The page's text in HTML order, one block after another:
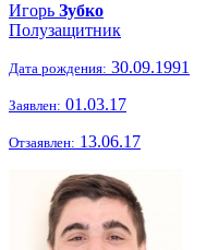
Игорь Зубко
Полузащитник
Дата рождения: 30.09.1991
Заявлен: 01.03.17
Отзаявлен: 13.06.17